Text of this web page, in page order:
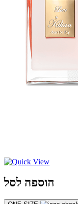
הוספה לסל